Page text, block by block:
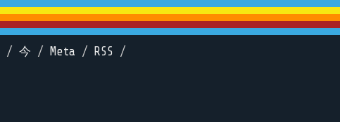
/ 今 / Meta / RSS /